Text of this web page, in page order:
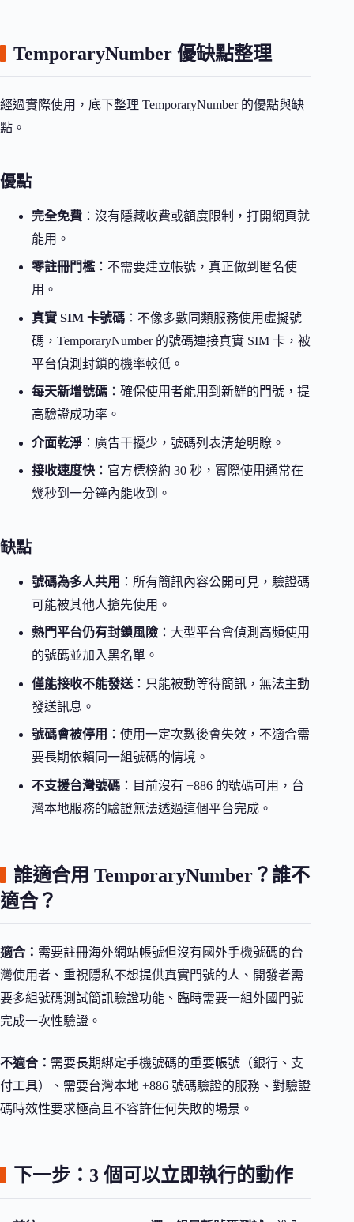
TemporaryNumber 優缺點整理
經過實際使用，底下整理 TemporaryNumber 的優點與缺
點。
優點
完全免費 ：沒有隱藏收費或額度限制，打開網頁就
能用。
零註冊門檻 ：不需要建立帳號，真正做到匿名使
用。
真實 SIM 卡號碼 ：不像多數同類服務使用虛擬號
碼，TemporaryNumber 的號碼連接真實 SIM 卡，被
平台偵測封鎖的機率較低。
每天新增號碼 ：確保使用者能用到新鮮的門號，提
高驗證成功率。
介面乾淨 ：廣告干擾少，號碼列表清楚明瞭。
接收速度快 ：官方標榜約 30 秒，實際使用通常在
幾秒到一分鐘內能收到。
缺點
號碼為多人共用 ：所有簡訊內容公開可見，驗證碼
可能被其他人搶先使用。
熱門平台仍有封鎖風險 ：大型平台會偵測高頻使用
的號碼並加入黑名單。
僅能接收不能發送 ：只能被動等待簡訊，無法主動
發送訊息。
號碼會被停用 ：使用一定次數後會失效，不適合需
要長期依賴同一組號碼的情境。
不支援台灣號碼 ：目前沒有 +886 的號碼可用，台
灣本地服務的驗證無法透過這個平台完成。
誰適合用 TemporaryNumber？誰不
適合？
適合： 需要註冊海外網站帳號但沒有國外手機號碼的台
灣使用者、重視隱私不想提供真實門號的人、開發者需
要多組號碼測試簡訊驗證功能、臨時需要一組外國門號
完成一次性驗證。
不適合： 需要長期綁定手機號碼的重要帳號（銀行、支
付工具）、需要台灣本地 +886 號碼驗證的服務、對驗證
碼時效性要求極高且不容許任何失敗的場景。
下一步：3 個可以立即執行的動作